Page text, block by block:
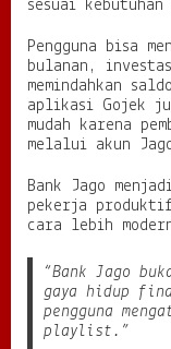
sesuai kebutuhan
Pengguna bisa
bulanan,
memindahkan
aplikasi Gojek
mudah karena
melalui akun
Bank Jago
pekerja produktif
cara lebih
“Bank Jago
gaya hidup
pengguna
playlist.”